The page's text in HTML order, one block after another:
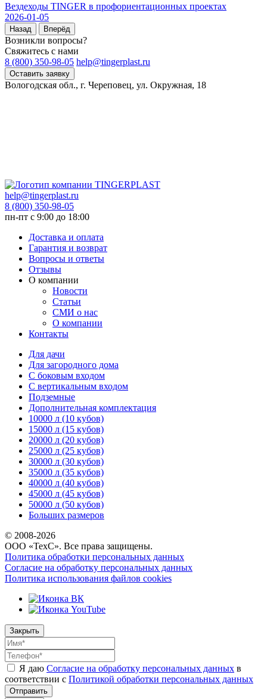
Вездеходы TINGER в профориентационных проектах
2026-01-05
Назад Вперёд
Возникли вопросы?
Свяжитесь с нами
8 (800) 350-98-05 help@tingerplast.ru
Оставить заявку
Вологодская обл., г. Череповец, ул. Окружная, 18
help@tingerplast.ru
8 (800) 350-98-05
пн-пт c 9:00 до 18:00
Доставка и оплата
Гарантия и возврат
Вопросы и ответы
Отзывы
О компании
Новости
Статьи
СМИ о нас
О компании
Контакты
Для дачи
Для загородного дома
С боковым входом
С вертикальным входом
Подземные
Дополнительная комплектация
10000 л (10 кубов)
15000 л (15 кубов)
20000 л (20 кубов)
25000 л (25 кубов)
30000 л (30 кубов)
35000 л (35 кубов)
40000 л (40 кубов)
45000 л (45 кубов)
50000 л (50 кубов)
Больших размеров
© 2008-2026
ООО «ТехС». Все права защищены.
Политика обработки персональных данных
Согласие на обработку персональных данных
Политика использования файлов cookies
Закрыть
Я даю Согласие на обработку персональных данных в
соответствии с Политикой обработки персональных данных
Отправить